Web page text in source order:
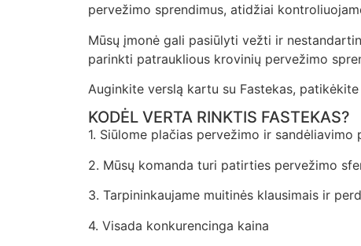
pervežimo sprendimus, atidžiai
Mūsų įmonė gali pasiūlyti vežti ir
parinkti patrauklious krovinių pervežimo
Auginkite verslą kartu su Fastekas,
KODĖL VERTA RINKTIS FASTEKAS?
1. Siūlome plačias pervežimo ir sandėliavimo
2. Mūsų komanda turi patirties pervežimo
3. Tarpininkaujame muitinės klausimais ir
4. Visada konkurencinga kaina